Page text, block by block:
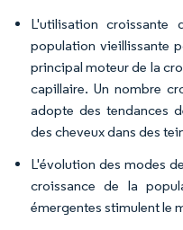
L'utilisation
population vieillissante
principal moteur de la
capillaire. Un nombre
adopte des tendances
des cheveux dans des
L'évolution des modes
croissance de la
émergentes stimulent le